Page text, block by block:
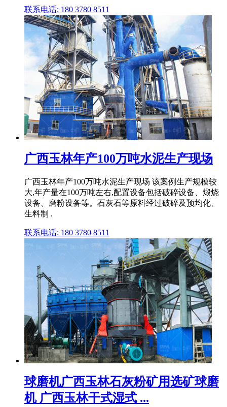
联系电话: 180 3780 8511
广西玉林年产100万吨水泥生产现场
广西玉林年产100万吨水泥生产现场 该案例生产规模较
大,年产量在100万吨左右,配置设备包括破碎设备、煅烧
设备、磨粉设备等。石灰石等原料经过破碎及预均化、
生料制 .
联系电话: 180 3780 8511
球磨机广西玉林石灰粉矿用选矿球磨
机 广西玉林干式湿式 ...